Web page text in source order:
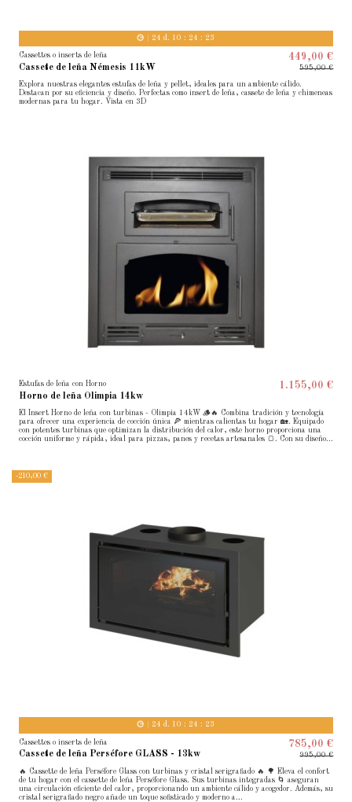
24 d. 10 : 24 : 22
Cassettes o inserts de leña
Cassete de leña Némesis 11kW
449,00 €
595,00 €
Explora nuestras elegantes estufas de leña y pellet, ideales para un ambiente cálido.
Destacan por su eficiencia y diseño. Perfectas como insert de leña, cassete de leña y chimeneas
modernas para tu hogar. Vista en 3D
Estufas de leña con Horno
Horno de leña Olimpia 14kw
1.155,00 €
El Insert Horno de leña con turbinas - Olimpia 14kW 🪵🔥 Combina tradición y tecnología
para ofrecer una experiencia de cocción única 🍕 mientras calientas tu hogar 🏡. Equipado
con potentes turbinas que optimizan la distribución del calor, este horno proporciona una
cocción uniforme y rápida, ideal para pizzas, panes y recetas artesanales 🍞. Con su diseño...
-210,00 €
24 d. 10 : 24 : 22
Cassettes o inserts de leña
Cassete de leña Perséfore GLASS - 13kw
785,00 €
995,00 €
🔥 Cassette de leña Perséfore Glass con turbinas y cristal serigrafiado 🔥 🌳 Eleva el confort
de tu hogar con el cassette de leña Perséfore Glass. Sus turbinas integradas 🌀 aseguran
una circulación eficiente del calor, proporcionando un ambiente cálido y acogedor. Además, su
cristal serigrafiado negro añade un toque sofisticado y moderno a...